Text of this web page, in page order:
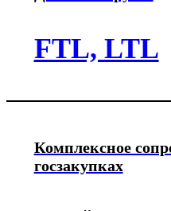
FTL, LTL
Комплексное
госзакупках